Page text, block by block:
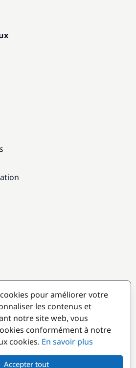
pour améliorer votre
les contenus et
notre site web, vous
conformément à notre
cookies. En savoir plus
Accepter tout